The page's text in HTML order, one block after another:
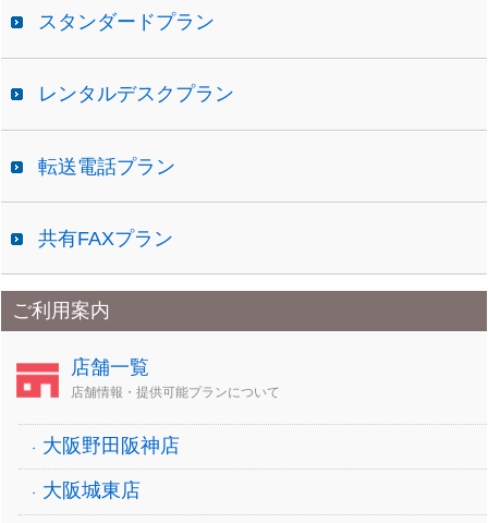
スタンダードプラン
レンタルデスクプラン
転送電話プラン
共有FAXプラン
ご利用案内
店舗一覧
店舗情報・提供可能プランについて
大阪野田阪神店
大阪城東店